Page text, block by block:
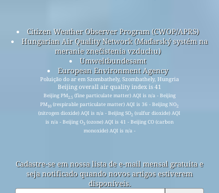
Citizen Weather Observer Program (CWOP/APRS)
Hungarian Air Quality Network (Maďarský systém na
meranie znečistenia vzduchu)
Umweltbundesamt
European Environment Agency
Poluição do ar em Szombathely, Szombathely, Hungria
Beijing overall air quality index is 41
Beijing PM2.5(fine particulate matter) AQI is n/a - Beijing
PM10 (respirable particulate matter) AQI is 36 - Beijing NO2
(nitrogen dioxide) AQI is n/a - Beijing SO2 (sulfur dioxide) AQI
is n/a - Beijing O3(ozone) AQI is 41 - Beijing CO (carbon
monoxide) AQI is n/a -
Cadastre-se em nossa lista de e-mail mensal gratuita e
seja notificado quando novos artigos estiverem
disponíveis.